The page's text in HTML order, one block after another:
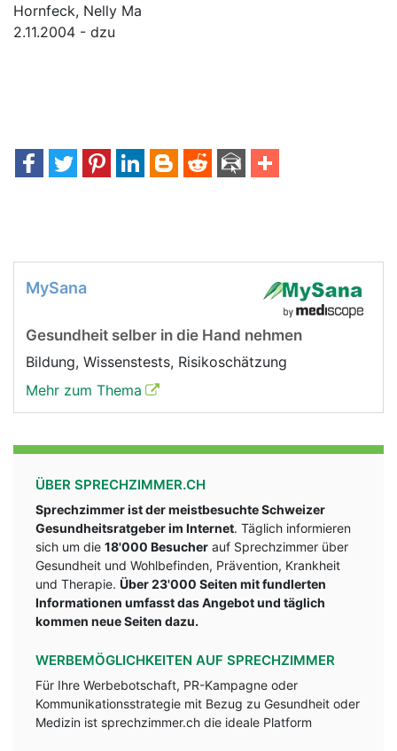
Hornfeck, Nelly Ma
2.11.2004 - dzu
MySana
Gesundheit selber in die Hand nehmen
Bildung, Wissenstests, Risikoschätzung
Mehr zum Thema
ÜBER SPRECHZIMMER.CH
Sprechzimmer ist der meistbesuchte Schweizer
Gesundheitsratgeber im Internet. Täglich informieren
sich um die 18'000 Besucher auf Sprechzimmer über
Gesundheit und Wohlbefinden, Prävention, Krankheit
und Therapie. Über 23'000 Seiten mit fundlerten
Informationen umfasst das Angebot und täglich
kommen neue Seiten dazu.
WERBEMÖGLICHKEITEN AUF SPRECHZIMMER
Für Ihre Werbebotschaft, PR-Kampagne oder
Kommunikationsstrategie mit Bezug zu Gesundheit oder
Medizin ist sprechzimmer.ch die ideale Platform